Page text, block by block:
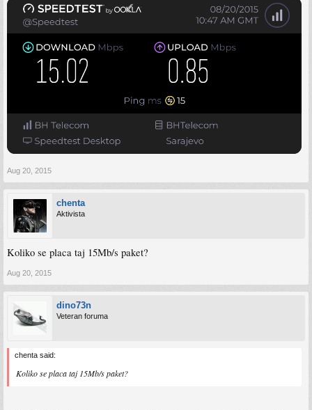
Aug 20, 2015
chenta
Aktivista
Koliko se placa taj 15Mb/s paket?
Aug 20, 2015
dino73n
Veteran foruma
chenta said:
Koliko se placa taj 15Mb/s paket?